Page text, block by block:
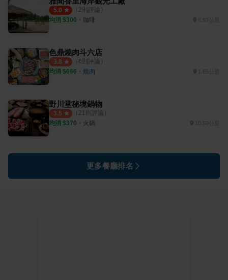
5.0 （ 2則評論）
均消 $300 ・ 咖啡 5.97公里
色鼎燒肉斗六店
3.8 （ 6則評論）
均消 $666 ・ 燒肉 1.65公里
野川堂秘境鍋物
3.5 （ 21 則評論）
均消 $370 ・ 火鍋 10.59公里
更多餐廳排名